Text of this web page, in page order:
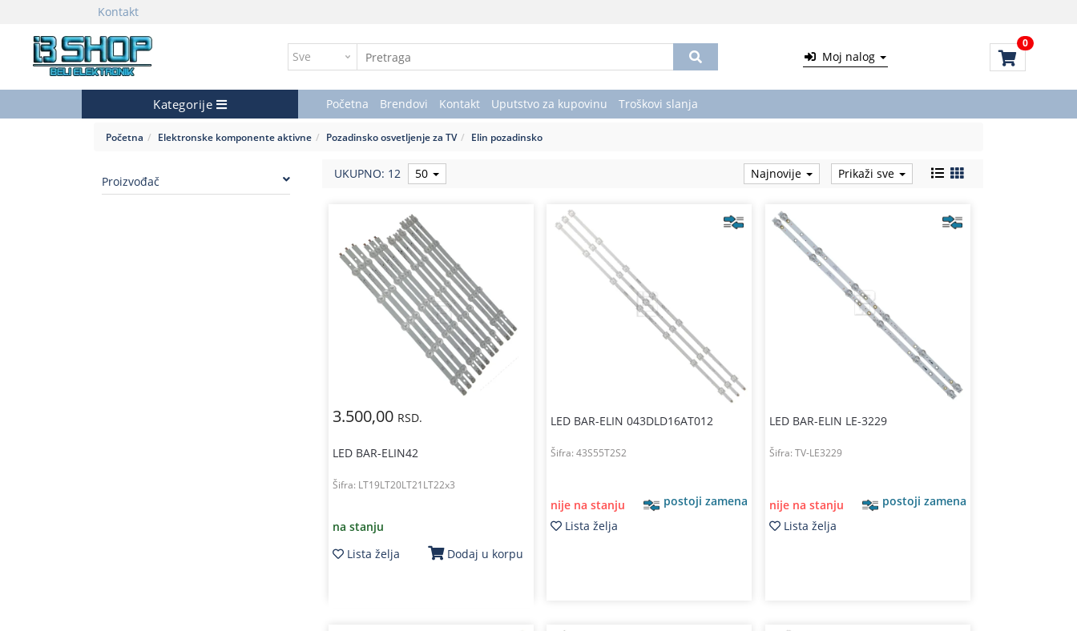
Kontakt
Moj nalog
0
Kategorije Početna Brendovi Kontakt Uputstvo za kupovinu Troškovi slanja
Početna Elektronske komponente aktivne Pozadinsko osvetljenje za TV Elin pozadinsko
Proizvođač
UKUPNO: 12 50 Najnovije Prikaži sve
3.500,00 RSD.
LED BAR-ELIN42
Šifra: LT19LT20LT21LT22x3
na stanju
Lista želja
Dodaj u korpu
LED BAR-ELIN 043DLD16AT012
Šifra:43S55T2S2
nije na stanju
postoji zamena
Lista želja
LED BAR-ELIN LE-3229
Šifra: TV-LE3229
nije na stanju
postoji zamena
Lista želja